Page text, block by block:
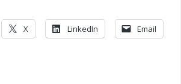
X LinkedIn Email